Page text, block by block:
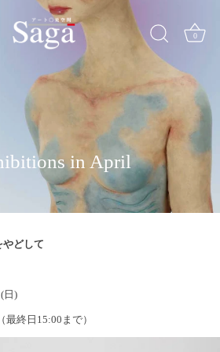
0
in April
どして
日)
終日15:00まで）